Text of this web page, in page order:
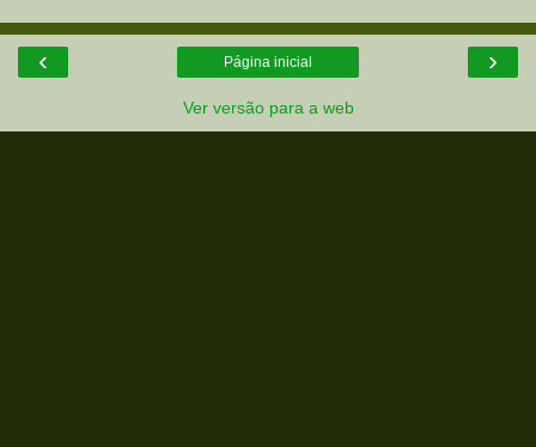
‹ ›
Página inicial
Ver versão para a web